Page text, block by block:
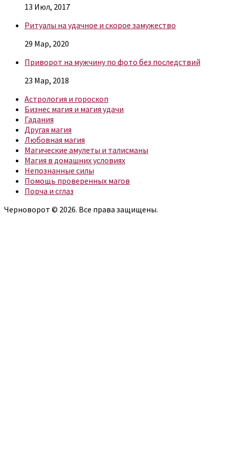
13 Июл, 2017
Ритуалы на удачное и скорое замужество
29 Мар, 2020
Приворот на мужчину по фото без последствий
23 Мар, 2018
Астрология и гороскоп
Бизнес магия и магия удачи
Гадания
Другая магия
Любовная магия
Магические амулеты и талисманы
Магия в домашних условиях
Непознанные силы
Помощь проверенных магов
Порча и сглаз
Черноворот © 2026. Все права защищены.